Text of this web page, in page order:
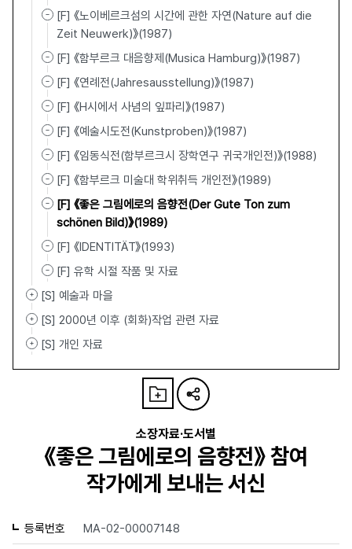
[F] 《노이베르크섬의 시간에 관한 자연(Nature auf die
Zeit Neuwerk)》(1987)
[F] 《함부르크 대음향제(Musica Hamburg)》(1987)
[F] 《연례전(Jahresausstellung)》(1987)
[F] 《H시에서 사념의 잎파리》(1987)
[F] 《예술시도전(Kunstproben)》(1987)
[F] 《임동식전(함부르크시 장학연구 귀국개인전)》(1988)
[F] 《함부르크 미술대 학위취득 개인전》(1989)
[F] 《좋은 그림에로의 음향전(Der Gute Ton zum
schönen Bild)》(1989)
[F] 《IDENTITÄT》(1993)
[F] 유학 시절 작품 및 자료
[S] 예술과 마을
[S] 2000년 이후 (회화)작업 관련 자료
[S] 개인 자료
소장자료·도서별
《좋은 그림에로의 음향전》 참여
작가에게 보내는 서신
등록번호 MA-02-00007148